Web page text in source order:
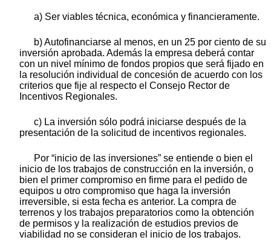
a) Ser viables técnica, económica y financieramente.
b) Autofinanciarse al menos, en un 25 por ciento de su
inversión aprobada. Además la empresa deberá contar
con un nivel mínimo de fondos propios que será fijado en
la resolución individual de concesión de acuerdo con los
criterios que fije al respecto el Consejo Rector de
Incentivos Regionales.
c) La inversión sólo podrá iniciarse después de la
presentación de la solicitud de incentivos regionales.
Por “inicio de las inversiones” se entiende o bien el
inicio de los trabajos de construcción en la inversión, o
bien el primer compromiso en firme para el pedido de
equipos u otro compromiso que haga la inversión
irreversible, si esta fecha es anterior. La compra de
terrenos y los trabajos preparatorios como la obtención
de permisos y la realización de estudios previos de
viabilidad no se consideran el inicio de los trabajos.